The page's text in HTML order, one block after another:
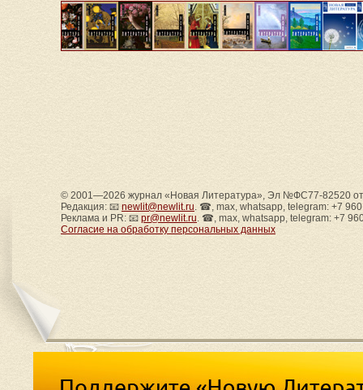
© 2001—2026 журнал «Новая Литература», Эл №ФС77-82520
Редакция: 📧 newlit@newlit.ru. ☎, max, whatsapp, telegram: +7
Реклама и PR: 📧 pr@newlit.ru. ☎, max, whatsapp, telegram: +7
Согласие на обработку персональных данных